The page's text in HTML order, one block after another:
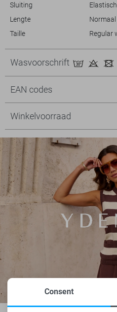
Sluiting
Lengte
Normaal
Taille
Regular
Wasvoorschrift
EAN codes
Winkelvoorraad
Consent